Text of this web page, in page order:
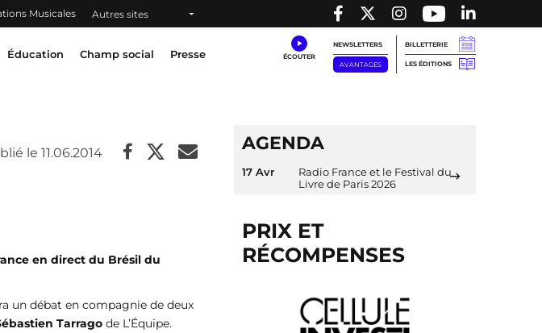
Musicales Autres sites
Éducation Champ social Presse
NEWSLETTERS
AVANTAGES
BILLETTERIE
LES ÉDITIONS
le 11.06.2014
en direct du Brésil du
un débat en compagnie de deux
Tarrago de L’Équipe.
AGENDA
17 Avr
Radio France et le Festival du
Livre de Paris 2026
PRIX ET
RÉCOMPENSES